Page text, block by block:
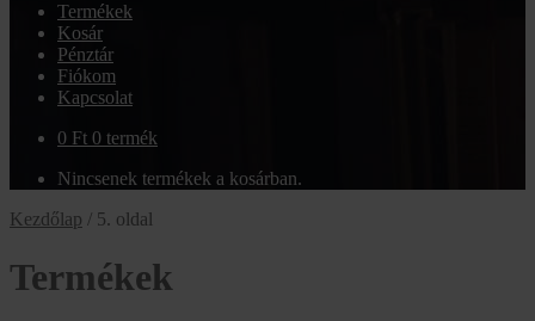
Termékek
Kosár
Pénztár
Fiókom
Kapcsolat
0 Ft 0 termék
Nincsenek termékek a kosárban.
Kezdőlap / 5. oldal
Termékek